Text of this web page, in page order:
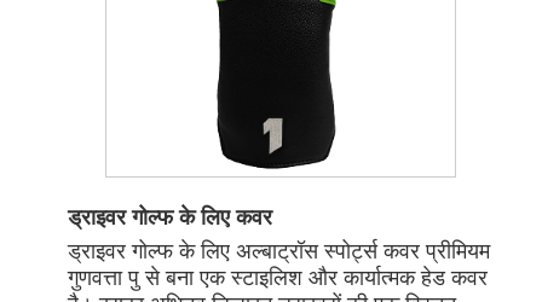
ड्राइवर गोल्फ के लिए कवर
ड्राइवर गोल्फ के लिए अल्बाट्रॉस स्पोर्ट्स कवर प्रीमियम
गुणवत्ता पु से बना एक स्टाइलिश और कार्यात्मक हेड कवर